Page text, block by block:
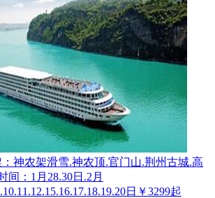
神农架滑雪.神农顶.官门山.荆州古城.高
间：1月28.30日.2月
日 ￥3299起